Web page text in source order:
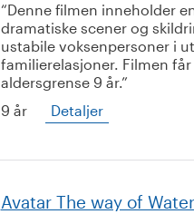
Denne filmen inneholder
dramatiske scener og
ustabile voksenpersoner i
familierelasjoner. Filmen
aldersgrense 9 år.
9 år
Detaljer
Avatar The way of Water